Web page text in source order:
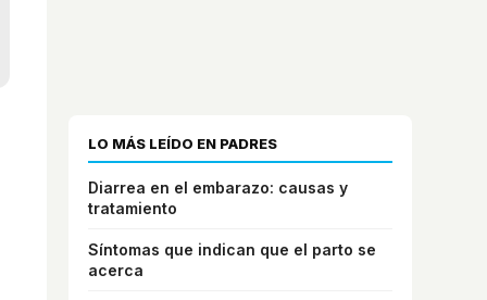
LO MÁS LEÍDO EN PADRES
Diarrea en el embarazo: causas y
tratamiento
Síntomas que indican que el parto se
acerca